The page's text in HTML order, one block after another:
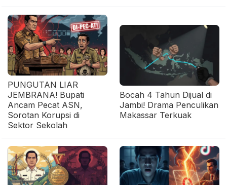
PUNGUTAN LIAR
JEMBRANA! Bupati
Ancam Pecat ASN,
Sorotan Korupsi di
Sektor Sekolah
Bocah 4 Tahun Dijual di
Jambi! Drama Penculikan
Makassar Terkuak